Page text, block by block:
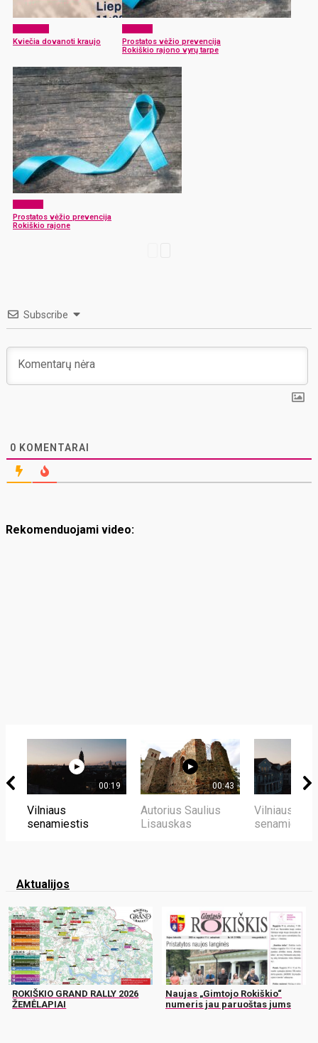
Kviečia dovanoti kraujo
Prostatos vėžio prevencija
Rokiškio rajono vyrų tarpe
Prostatos vėžio prevencija
Rokiškio rajone
Subscribe
0 KOMENTARAI
Rekomenduojami video:
00:19
Vilniaus
senamiestis
00:43
Autorius Saulius
Lisauskas
Vilniaus
senamiestis
Aktualijos
ROKIŠKIO GRAND RALLY 2026
ŽEMĖLAPIAI
Naujas „Gimtojo Rokiškio“
numeris jau paruoštas jums